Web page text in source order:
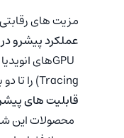
مزیت های
عملکرد پیشرو
Tracing) را تا دو برابر سریع تر از نسل قبلی دارد.
قابلیت های
محصولات این